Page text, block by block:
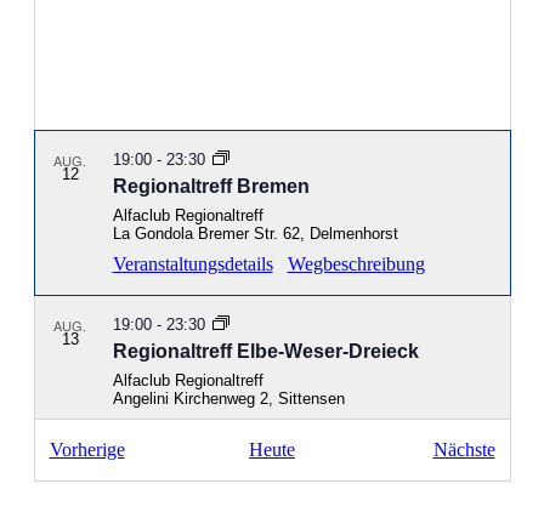
AUG.
12
Regionaltreff Bremen
19:00 - 23:30
Alfaclub Regionaltreff
La Gondola
Bremer Str. 62, Delmenhorst
Veranstaltungsdetails Wegbeschreibung
AUG.
13
Regionaltreff Elbe-Weser-Dreieck
19:00 - 23:30
Alfaclub Regionaltreff
Angelini
Kirchenweg 2, Sittensen
AUG.
15
Regionaltreff Zürich
19:00
VorherigeVeranstaltungen Heute Nächste